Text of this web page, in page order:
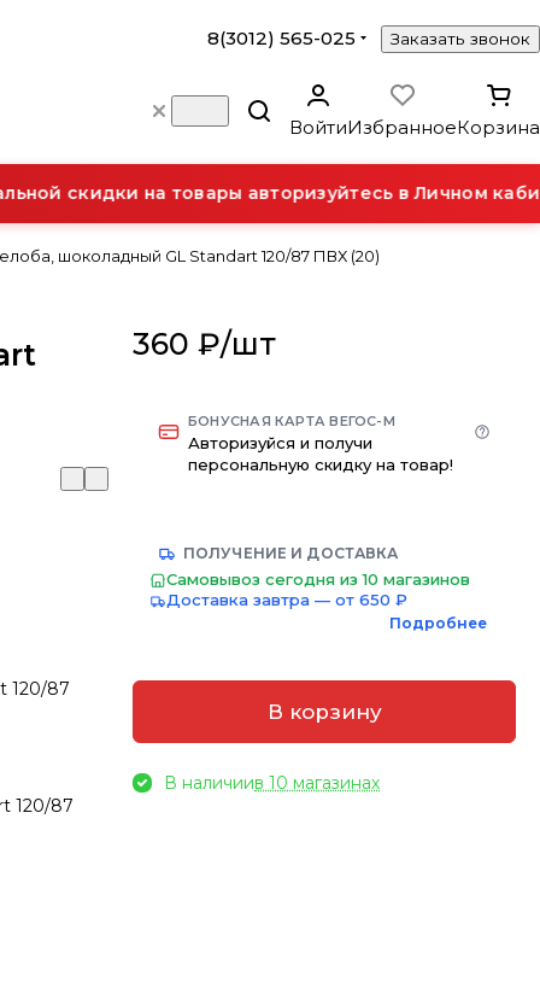
8(3012) 565-025 Заказать звонок
ВойтиИзбранноеКорзина
скидки на товары авторизуйтесь в Личном
шоколадный GL Standart 120/87 ПВХ (20)
120/87
120/87
360 ₽/шт
БОНУСНАЯ КАРТА ВЕГОС-М
Авторизуйся и получи
персональную скидку на товар!
ПОЛУЧЕНИЕ И ДОСТАВКА
Самовывоз сегодня из 10 магазинов
Доставка завтра — от 650 ₽
Подробнее
В корзину
В наличиив 10 магазинах